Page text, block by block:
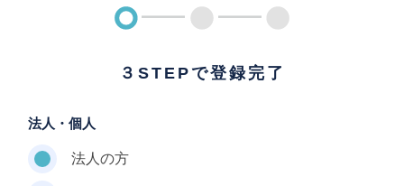
３STEPで登録完了
法人・個人
法人の方